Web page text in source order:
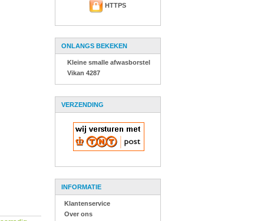
HTTPS
ONLANGS BEKEKEN
Kleine smalle afwasborstel
Vikan 4287
VERZENDING
INFORMATIE
Klantenservice
Over ons